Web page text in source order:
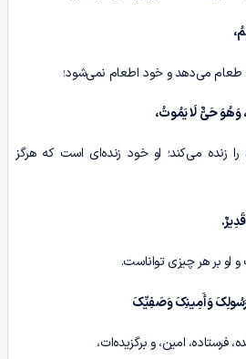
طعام می‌دهد و خود اطعام نمی‌شود؛
وَهُوَ حَیٌّ لَا یَمُوتُ،
را زنده می‌کند؛ او خود زنده‌ای است که هرگز
او بر هر چیزی تواناست.
وَأَمِینِکَ وَصَفِیِّکَ
فرستاده، امین، و برگزیده‌ات،